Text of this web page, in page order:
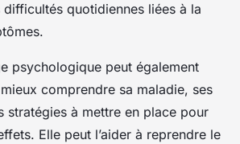
difficultés quotidiennes liées à la
psychologique peut également
comprendre sa maladie, ses
stratégies à mettre en place pour
Elle peut l’aider à reprendre le